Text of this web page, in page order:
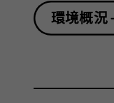
環境概況